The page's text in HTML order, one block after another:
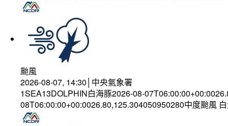
颱風
2026-08-07, 14:30│中央氣象署
1SEA13DOLPHIN白海豚2026-08-
08T06:00:00+00:0026.80,125.304050950280中度颱風